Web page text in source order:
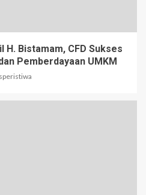
H. Bistamam, CFD Sukses
Pemberdayaan UMKM